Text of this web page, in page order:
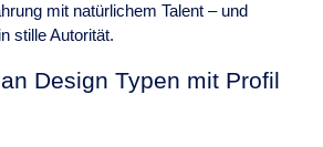
mit natürlichem Talent – und
stille Autorität.
Design Typen mit Profil